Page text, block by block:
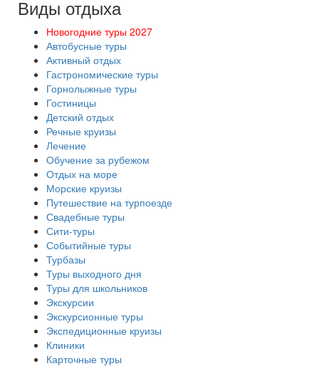
Виды отдыха
Новогодние туры 2027
Автобусные туры
Активный отдых
Гастрономические туры
Горнолыжные туры
Гостиницы
Детский отдых
Речные круизы
Лечение
Обучение за рубежом
Отдых на море
Морские круизы
Путешествие на турпоезде
Свадебные туры
Сити-туры
Событийные туры
Турбазы
Туры выходного дня
Туры для школьников
Экскурсии
Экскурсионные туры
Экспедиционные круизы
Клиники
Карточные туры